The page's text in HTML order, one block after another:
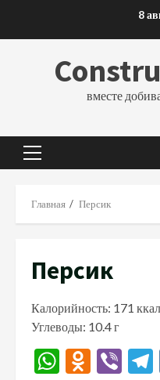
8
вместе
Основное
Главная Персик
Персик
Калорийность: 171
Углеводы: 10.4 г